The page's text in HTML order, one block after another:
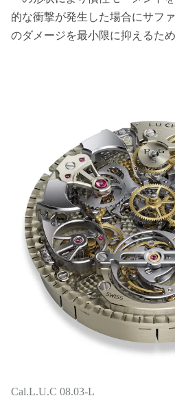
的な衝撃が発生した場合にサフ
のダメージを最小限に抑えるた
Cal.L.U.C 08.03-L